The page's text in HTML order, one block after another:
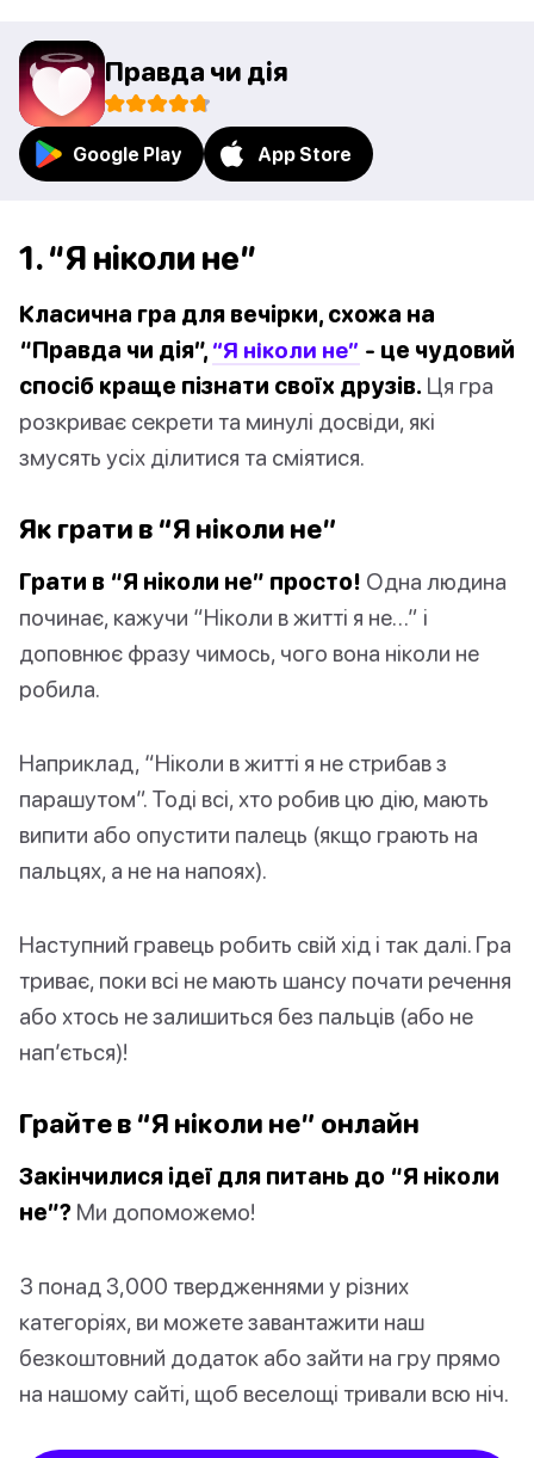
Правда чи дія
Google Play App Store
1. “Я ніколи не”
Класична гра для вечірки, схожа на
“Правда чи дія”, “Я ніколи не” - це чудовий
спосіб краще пізнати своїх друзів. Ця гра
розкриває секрети та минулі досвіди, які
змусять усіх ділитися та сміятися.
Як грати в “Я ніколи не”
Грати в “Я ніколи не” просто! Одна людина
починає, кажучи “Ніколи в житті я не…” і
доповнює фразу чимось, чого вона ніколи не
робила.
Наприклад, “Ніколи в житті я не стрибав з
парашутом”. Тоді всі, хто робив цю дію, мають
випити або опустити палець (якщо грають на
пальцях, а не на напоях).
Наступний гравець робить свій хід і так далі. Гра
триває, поки всі не мають шансу почати речення
або хтось не залишиться без пальців (або не
нап’ється)!
Грайте в “Я ніколи не” онлайн
Закінчилися ідеї для питань до “Я ніколи
не”? Ми допоможемо!
З понад 3,000 твердженнями у різних
категоріях, ви можете завантажити наш
безкоштовний додаток або зайти на гру прямо
на нашому сайті, щоб веселощі тривали всю ніч.